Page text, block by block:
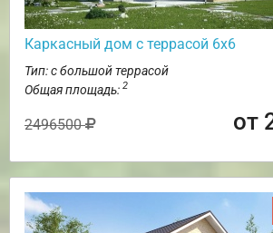
Каркасный дом с террасой 6х6
Тип: с большой террасой
Общая площадь: 2
2496500 от